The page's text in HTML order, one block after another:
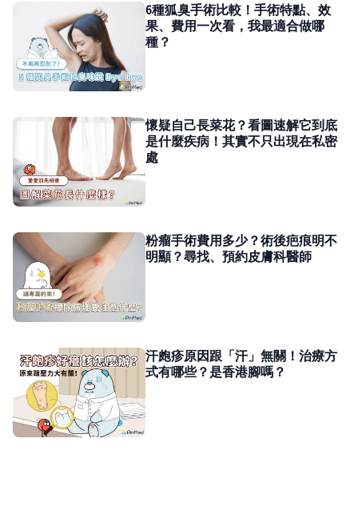
6種狐臭手術比較！手術特點、效
果、費用一次看，我最適合做哪
種？
懷疑自己長菜花？看圖速解它到底
是什麼疾病！其實不只出現在私密
處
粉瘤手術費用多少？術後疤痕明不
明顯？尋找、預約皮膚科醫師
汗皰疹原因跟「汗」無關！治療方
式有哪些？是香港腳嗎？